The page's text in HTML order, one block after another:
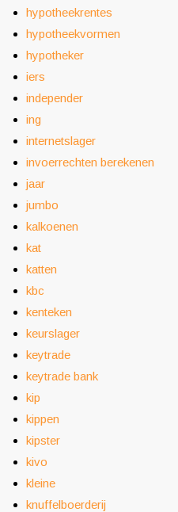
hypotheekrentes
hypotheekvormen
hypotheker
iers
independer
ing
internetslager
invoerrechten berekenen
jaar
jumbo
kalkoenen
kat
katten
kbc
kenteken
keurslager
keytrade
keytrade bank
kip
kippen
kipster
kivo
kleine
knuffelboerderij